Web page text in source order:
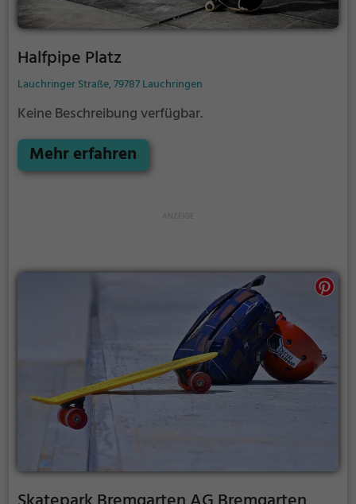
Halfpipe Platz
Lauchringer Straße, 79787 Lauchringen
Keine Beschreibung verfügbar.
Mehr erfahren